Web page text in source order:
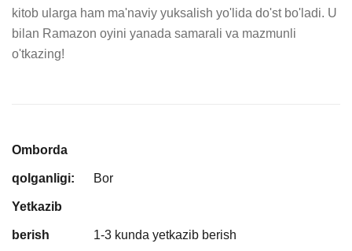
kitob ularga ham ma'naviy yuksalish yo'lida do'st bo'ladi. U
bilan Ramazon oyini yanada samarali va mazmunli
o'tkazing!
Omborda
qolganligi: Bor
Yetkazib
berish
1-3 kunda yetkazib berish